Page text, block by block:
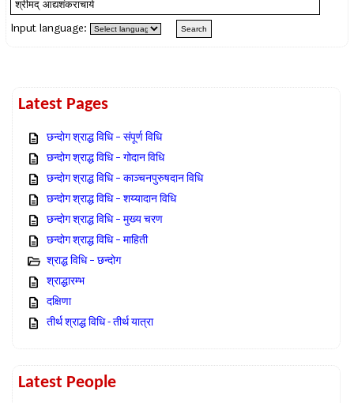
Input language:
Latest Pages
छन्दोग श्राद्ध विधि – संपूर्ण विधि
छन्दोग श्राद्ध विधि – गोदान विधि
छन्दोग श्राद्ध विधि – काञ्चनपुरुषदान विधि
छन्दोग श्राद्ध विधि – शय्यादान विधि
छन्दोग श्राद्ध विधि – मुख्य चरण
छन्दोग श्राद्ध विधि – माहिती
श्राद्ध विधि – छन्दोग
श्राद्धारम्भ
दक्षिणा
तीर्थ श्राद्ध विधि - तीर्थ यात्रा
Latest People